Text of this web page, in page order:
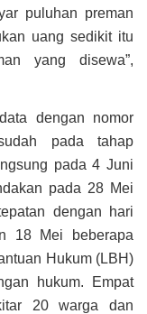
puluhan preman
uang sedikit itu
yang disewa”,
dengan nomor
pada tahap
pada 4 Juni
pada 28 Mei
dengan hari
18 Mei beberapa
Hukum (LBH)
hukum. Empat
20 warga dan